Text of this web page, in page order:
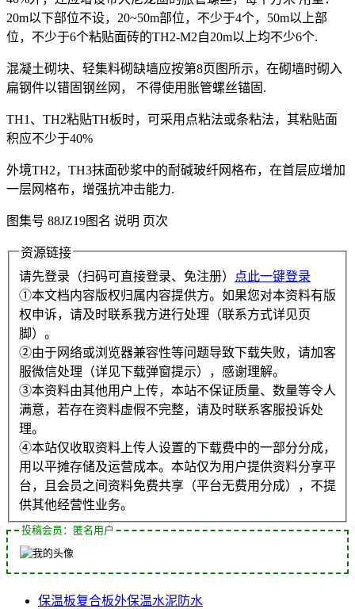
20m以下部位不设，20~50m部位，不少于4个，50m以上部
位，不少于6个粘贴面砖的TH2-M2自20m以上均不少6个.
混凝土砌块、轻集料砌缺墙应按第8页图所示，在砌墙时砌入
扁钢件以错固钢丝网， 不得使用胀管螺丝锚固.
TH1、TH2粘贴TH板时，可采用点粘法或条粘法，其粘贴面
积应不少于40%
外境TH2，TH3抹面砂浆中的耐碱玻纤网格布，在首层应增加
一层网格布，增强抗冲击能力.
图集号 88JZ19图名 说明 页次
资源链接
请先登录（扫码可直接登录、免注册）
点此一键登录
①本文档内容版权归属内容提供方。如果您对本资料有版
权申诉，请及时联系我方进行处理（联系方式详见页
脚）。
②由于网络或浏览器兼容性等问题导致下载失败，请加客
服微信处理（详见下载弹窗提示），感谢理解。
③本资料由其他用户上传，本站不保证质量、数量等令人
满意，若存在资料虚假不完整，请及时联系客服投诉处
理。
④本站仅收取资料上传人设置的下载费中的一部分分成，
用以平摊存储及运营成本。本站仅为用户提供资料分享平
台，且会员之间资料免费共享（平台无费用分成），不提
供其他经营性业务。
投稿会员：匿名用户
保温板复合板外保温水泥防水